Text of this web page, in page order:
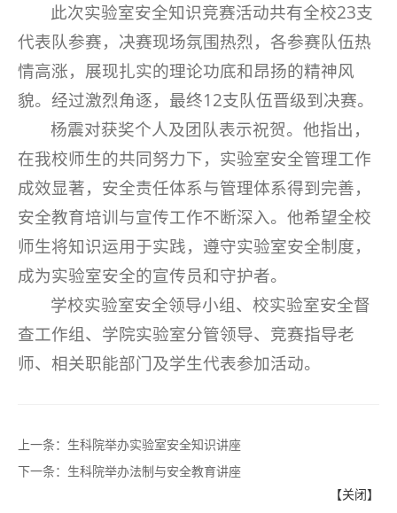
此次实验室安全知识竞赛活动共有全校23支
代表队参赛，决赛现场氛围热烈，各参赛队伍热
情高涨，展现扎实的理论功底和昂扬的精神风
貌。经过激烈角逐，最终12支队伍晋级到决赛。
杨震对获奖个人及团队表示祝贺。他指出，
在我校师生的共同努力下，实验室安全管理工作
成效显著，安全责任体系与管理体系得到完善，
安全教育培训与宣传工作不断深入。他希望全校
师生将知识运用于实践，遵守实验室安全制度，
成为实验室安全的宣传员和守护者。
学校实验室安全领导小组、校实验室安全督
查工作组、学院实验室分管领导、竞赛指导老
师、相关职能部门及学生代表参加活动。
上一条： 生科院举办实验室安全知识讲座
下一条： 生科院举办法制与安全教育讲座
【关闭】